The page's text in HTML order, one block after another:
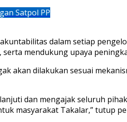
Satpol PP
dalam setiap
mendukung upaya
akan dilakukan sesuai
dan mengajak seluruh
masyarakat Takalar,” tutup